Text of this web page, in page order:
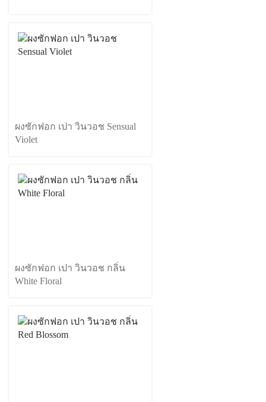
ผงซักฟอก เปา วินวอช Sensual
Violet
ผงซักฟอก เปา วินวอช กลิ่น
White Floral